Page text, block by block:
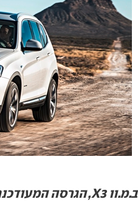
ב.מ.וו X3, הגרסה המעודכנת / צילומים: יצרן